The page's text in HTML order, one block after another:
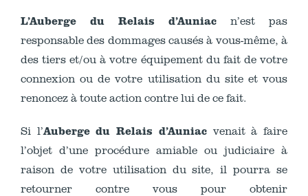
L’Auberge du Relais d’Auniac n’est pas
responsable des dommages causés à vous-même, à
des tiers et/ou à votre équipement du fait de votre
connexion ou de votre utilisation du site et vous
renoncez à toute action contre lui de ce fait.
Si l’Auberge du Relais d’Auniacvenait à faire
l’objet d’une procédure amiable ou judiciaire à
raison de votre utilisation du site, il pourra se
retourner contre vous pour obtenir